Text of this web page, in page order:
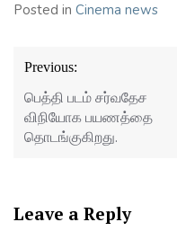
Posted in Cinema news
Post
navigation
Previous:
பெத்தி படம் சர்வதேச
விநியோக பயணத்தை
தொடங்குகிறது.
Leave a Reply